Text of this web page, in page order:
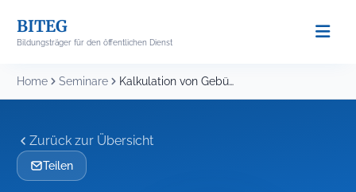
content
BITEG
Bildungsträger für den öffentlichen Dienst
Home Seminare Kalkulation von Gebühren für Straßenreinigung u. Winterdienst
Zurück zur Übersicht
Teilen